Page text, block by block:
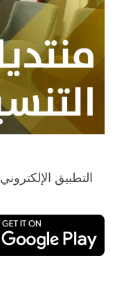
التطبيق الإلكتروني